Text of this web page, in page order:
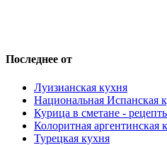
Последнее от
Луизианская кухня
Национальная Испанская
Курица в сметане -
Колоритная аргентинская
Турецкая кухня